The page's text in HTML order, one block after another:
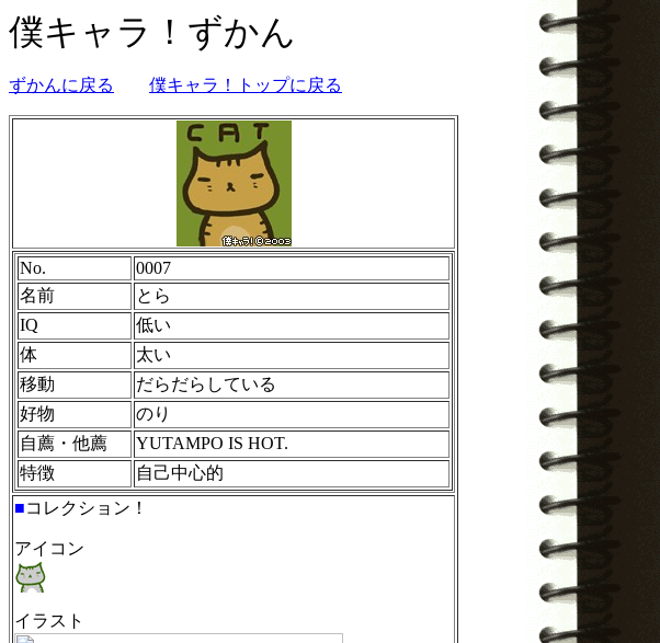
僕キャラ！ずかん
ずかんに戻る 僕キャラ！トップに戻る
No.
0007
名前
とら
IQ
低い
体
太い
移動
だらだらしている
好物
のり
自薦・他薦
YUTAMPO IS HOT.
特徴
自己中心的
■コレクション！
アイコン
イラスト